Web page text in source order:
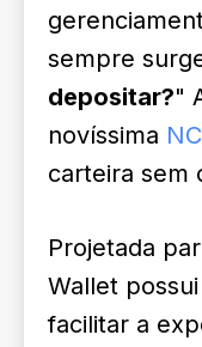
sempre
depositar?"
novíssima
carteira sem
Projetada
Wallet
facilitar a